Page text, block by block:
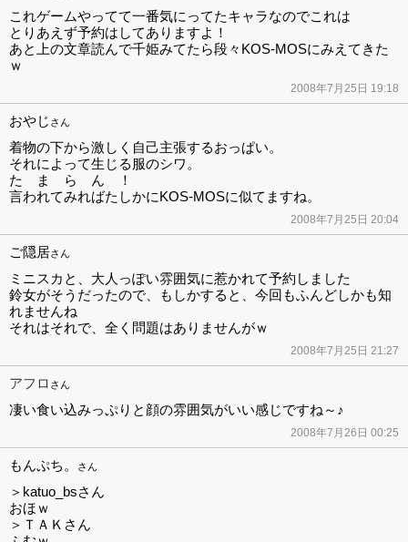
これゲームやってて一番気にってたキャラなのでこれは
とりあえず予約はしてありますよ！
あと上の文章読んで千姫みてたら段々KOS-MOSにみえてきた
ｗ
2008年7月25日 19:18
おやじ さん
着物の下から激しく自己主張するおっぱい。
それによって生じる服のシワ。
た ま ら ん ！
言われてみればたしかにKOS-MOSに似てますね。
2008年7月25日 20:04
ご隠居さん
ミニスカと、大人っぽい雰囲気に惹かれて予約しました
鈴女がそうだったので、もしかすると、今回もふんどしかも知
れませんね
それはそれで、全く問題はありませんがｗ
2008年7月25日 21:27
アフロ さん
凄い食い込みっぷりと顔の雰囲気がいい感じですね～♪
2008年7月26日 00:25
もんぷち。 さん
＞katuo_bsさん
おほｗ
＞ＴＡＫさん